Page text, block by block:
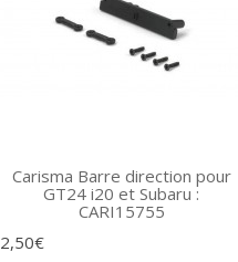
Carisma Barre direction pour
GT24 i20 et Subaru :
CARI15755
2,50€